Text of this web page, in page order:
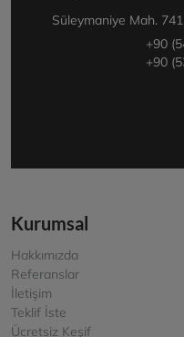
Kurumsal
Hakkımızda
Referanslar
İletişim
Teklif İste
Ücretsiz Keşif
Süleymaniye Mah.
+90
+90